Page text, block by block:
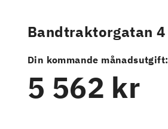
Bandtraktorgatan 4
Din kommande månadsutgift:
5 562 kr